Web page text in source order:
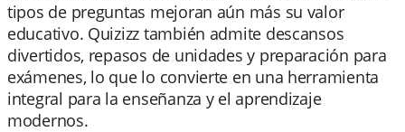
tipos de preguntas mejoran aún más su valor
educativo. Quizizz también admite descansos
divertidos, repasos de unidades y preparación para
exámenes, lo que lo convierte en una herramienta
integral para la enseñanza y el aprendizaje
modernos.